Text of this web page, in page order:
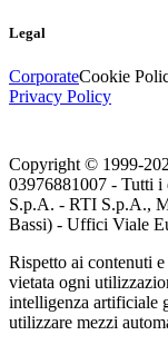
Legal
CorporateCookie
Privacy Policy
Copyright © 1999-
03976881007 - Tutti
S.p.A. - RTI S.p.A.,
Bassi) - Uffici Viale
Rispetto ai contenuti
vietata ogni
intelligenza artificiale
utilizzare mezzi